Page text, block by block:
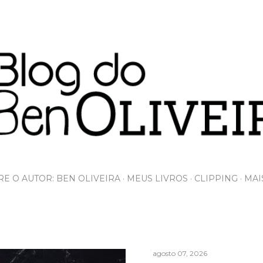
O AUTOR: BEN OLIVEIRA MEUS LIVROS CLIPPING
agosto 07, 2026